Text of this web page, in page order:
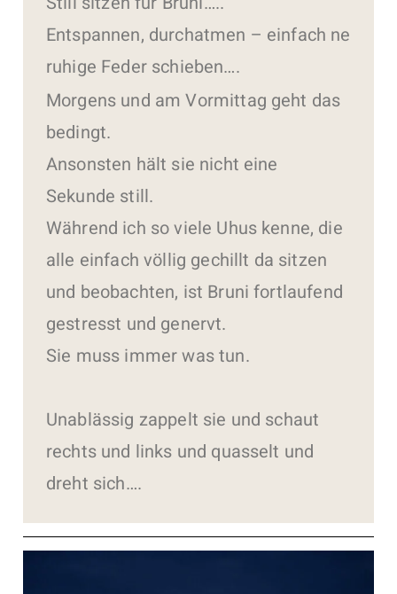
Entspannen, durchatmen – einfach ne
ruhige Feder schieben….
Morgens und am Vormittag geht das
bedingt.
Ansonsten hält sie nicht eine
Sekunde still.
Während ich so viele Uhus kenne, die
alle einfach völlig gechillt da sitzen
und beobachten, ist Bruni fortlaufend
gestresst und genervt.
Sie muss immer was tun.
Unablässig zappelt sie und schaut
rechts und links und quasselt und
dreht sich….